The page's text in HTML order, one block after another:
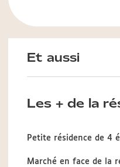
Et aussi
Les + de la
Petite résidence de 4
Marché en face de la